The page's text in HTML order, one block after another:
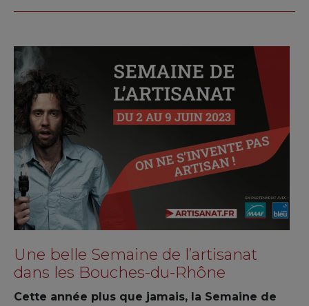
Une belle Semaine de l’artisanat
dans les Bouches-du-Rhône
Cette année plus que jamais, la Semaine de